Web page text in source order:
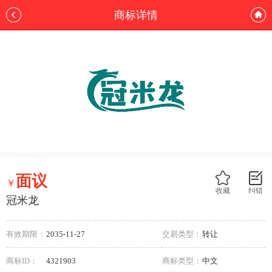
商标详情
纠错
收藏
￥面议
冠米龙
有效期限： 2035-11-27 交易类型： 转让
商标ID： 4321903 商标类型： 中文